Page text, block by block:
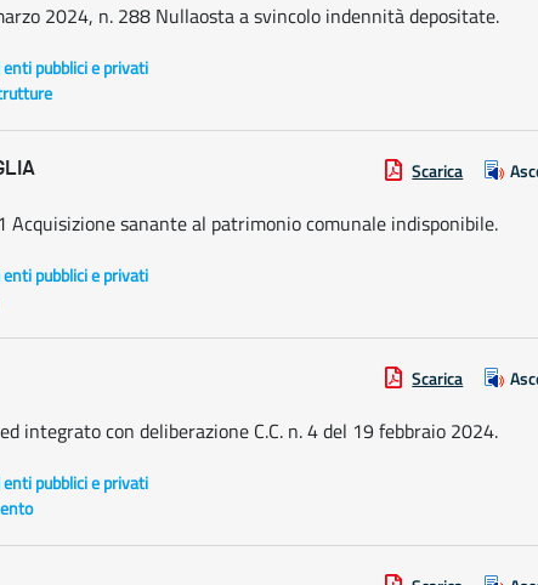
2024, n. 288 Nullaosta a svincolo indennità depositate.
pubblici e privati
Scarica
Acquisizione sanante al patrimonio comunale indisponibile.
pubblici e privati
Scarica
integrato con deliberazione C.C. n. 4 del 19 febbraio 2024.
pubblici e privati